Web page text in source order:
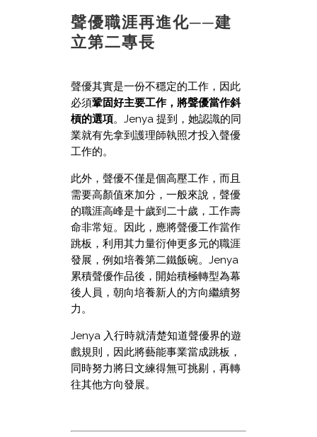
聲優職涯再進化──建
立第二專長
聲優其實是一份不穩定的工作，因此
必須鞏固好主要工作，將聲優當作斜
槓的選項。Jenya 提到，她認識的同
業就有先拿到護理師執照才投入聲優
工作的。
此外，聲優不僅是個高壓工作，而且
需要高顏值來加分，一般來說，聲優
的職涯高峰是十歲到二十歲，工作壽
命非常短。因此，應將聲優工作當作
跳板，利用其力量衍伸更多元的職涯
發展，例如培養第二鐵飯碗。Jenya
累積聲優作品後，開始積極轉型為幕
後人員，朝向培養新人的方向繼續努
力。
Jenya 入行時就清楚知道聲優界的遊
戲規則，因此將藝能事業當成跳板，
同時努力將日文練得無可挑剔，再轉
往其他方向發展。